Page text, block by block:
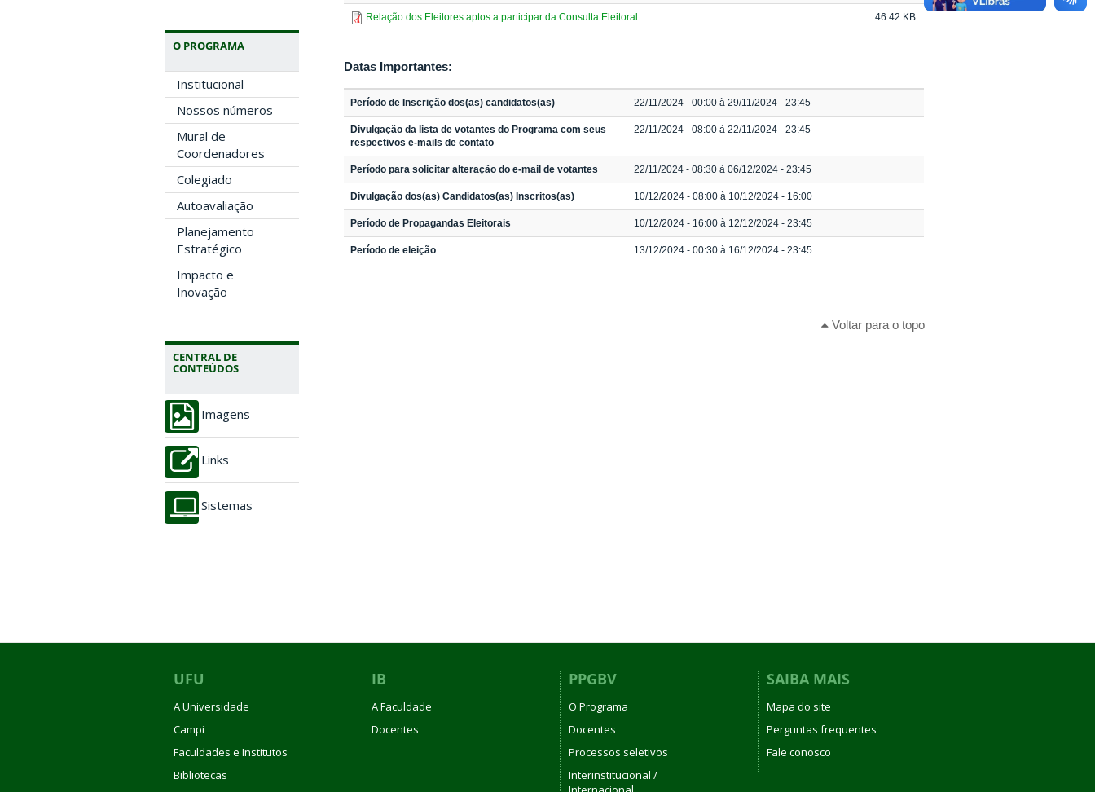
O PROGRAMA
Institucional
Nossos números
Mural de
Coordenadores
Colegiado
Autoavaliação
Planejamento
Estratégico
Impacto e
Inovação
CENTRAL DE
CONTEÚDOS
Imagens
Links
Sistemas
Relação dos Eleitores aptos a participar da Consulta Eleitoral 46.42 KB
Datas Importantes:
Período de Inscrição dos(as) candidatos(as) 22/11/2024 - 00:00 à 29/11/2024 - 23:45
Divulgação da lista de votantes do Programa com seus
respectivos e-mails de contato
22/11/2024 - 08:00 à 22/11/2024 - 23:45
Período para solicitar alteração do e-mail de votantes 22/11/2024 - 08:30 à 06/12/2024 - 23:45
Divulgação dos(as) Candidatos(as) Inscritos(as) 10/12/2024 - 08:00 à 10/12/2024 - 16:00
Período de Propagandas Eleitorais 10/12/2024 - 16:00 à 12/12/2024 - 23:45
Período de eleição 13/12/2024 - 00:30 à 16/12/2024 - 23:45
Voltar para o topo
UFU
A Universidade
Campi
Faculdades e Institutos
Bibliotecas
IB
A Faculdade
Docentes
PPGBV
O Programa
Docentes
Processos seletivos
Interinstitucional /
SAIBA MAIS
Mapa do site
Perguntas frequentes
Fale conosco